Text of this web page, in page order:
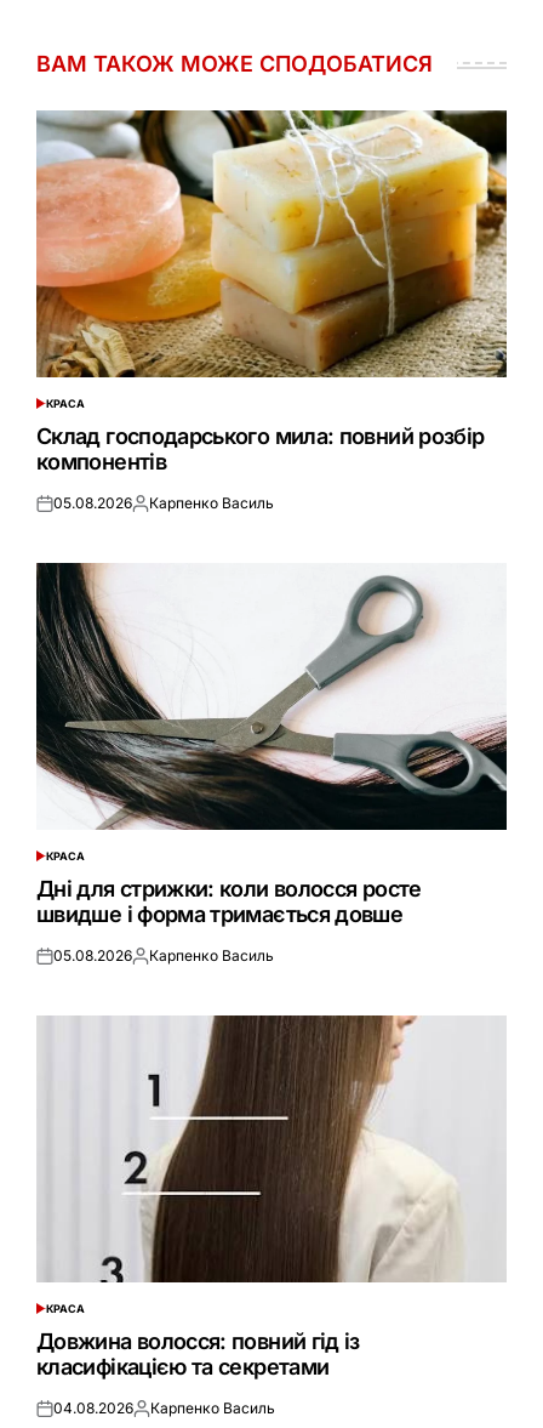
ВАМ ТАКОЖ МОЖЕ СПОДОБАТИСЯ
ОПУБЛІКУВАТИ
У
КРАСА
Склад господарського мила: повний розбір
компонентів
Оприлюднено
05.08.2026Опубліковано
Карпенко Василь
ОПУБЛІКУВАТИ
У
КРАСА
Дні для стрижки: коли волосся росте
швидше і форма тримається довше
Оприлюднено
05.08.2026Опубліковано
Карпенко Василь
ОПУБЛІКУВАТИ
У
КРАСА
Довжина волосся: повний гід із
класифікацією та секретами
Оприлюднено
04.08.2026Опубліковано
Карпенко Василь